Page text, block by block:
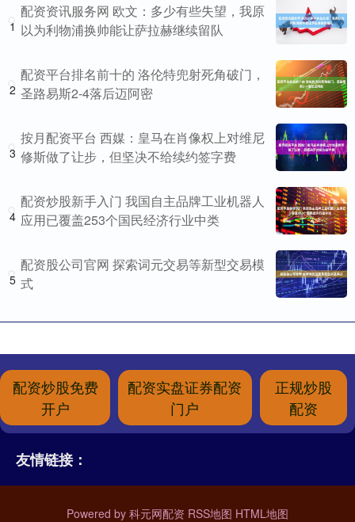
1
配资资讯服务网 欧文：多少有些失望，我原
以为利物浦换帅能让萨拉赫继续留队
2
配资平台排名前十的 洛伦特兜射死角破门，
圣路易斯2-4落后迈阿密
3
按月配资平台 西媒：皇马在肖像权上对维尼
修斯做了让步，但坚决不给续约签字费
4
配资炒股新手入门 我国自主品牌工业机器人
应用已覆盖253个国民经济行业中类
5
配资股公司官网 探索词元交易等新型交易模
式
配资炒股免费
开户
配资实盘证券配资
门户
正规炒股
配资
友情链接：
Powered by 科元网配资 RSS地图 HTML地图